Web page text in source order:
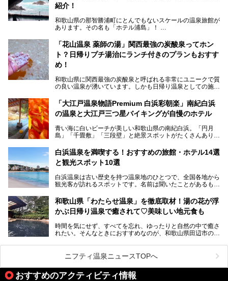
紹介！
和歌山県の那智勝浦町にとんでもないスケールの温泉旅館が
あります。その名も「ホテル浦島」！
泉。日本一長いエスカレーターで「本館」と「山上館」を結
び、海を一望する絶景も。
6ヵ所のお風呂のうち5ヵ所までは日帰り入浴も可。可愛ら
しいカメさんの形の送迎船「浦島丸」に乗っていざ、温泉の
湧く竜宮城へ！
───
提供元：那智勝浦町【PR】
この記事は那智勝浦町のPR記事です。
「花山温泉 薬師の湯」関西最強の炭酸泉ってホン
ト？日帰りプチ湯治にランチ付きのプランもおすす
め！
和歌山県に関西最強の炭酸泉と呼ばれる非常にユニークで質
の良い温泉が湧いています。しかも日帰り温泉としての施設
薬師の湯」。朝一番のお風呂にはパリパリシャリシャリと膜
が張って、それを砕きながら入浴できるとか！
ンチに人気のお食事処メニューも紹介しちゃいます！
「大江戸温泉物語Premium 白浜彩朝楽」南紀白浜
の温泉と大江戸三つ星バイキングが自慢のホテル
青い海に白いビーチが美しい和歌山県の南紀白浜。「円月
島」「千畳敷」「三段壁」と絶景スポットがたくさんありま
場する歴史の古さから日本三古湯の一つにも。
そんな「南紀白浜温泉」の「大江戸温泉物語Premium 白浜
グ」がスタートしました。温泉＆バイキング＆レジャースポ
ットとしてのこのホテルの魅力をたっぷり体験してきたので
───
提供元：大江戸温泉物語ホテルズ＆リゾーツ株式会社【P
この記事は大江戸温泉物語Premium 白浜彩朝楽のPR記事で
す。
白浜温泉を満喫する！おすすめの旅館・ホテル14選
と観光スポット10選
白浜温泉は古い歴史を持つ温泉地のひとつで、全国各地から
観光客が訪れるスポットです。名前は聞いたことがあるもの
か、実は知らない方も多いのではないでしょうか。
そこで今回は、白浜温泉ビギナー向けの基本情報をご紹介し
浜温泉を訪れるなら外せない観光スポットも合わせてご紹介
します。
和歌山県「わたらせ温泉」を徹底取材！湯の花が浮
かぶ日帰り温泉で癒されて♡美味しい地元食も
時間を気にせず、すべてを忘れ、ゆったりと自然の中で癒さ
れたい。そんなときにおすすめなのが、和歌山県田辺市の
の豊かな山々を眺めながら、どんどん期待が膨らみますよ。
「わたらせ温泉」では、温泉に入れるだけではなく、地元の
特産品を使った食事をいただける「露天食堂」でお腹も満た
すことができます。ぜひチェックしてくださいね。
ニフティ温泉ニュースTOPへ
おすすめのアクティビティ情報